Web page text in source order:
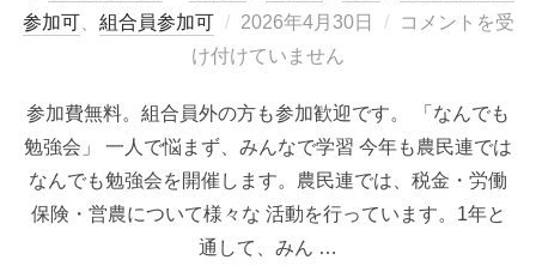
参加可、 組合員参加可
投
稿
2026年4月30日
コメントを受
け付けていません
参加費無料。組合員外の方も参加歓迎です。 「なんでも
勉強会」 一人で悩まず、みんなで学習 今年も農民連では
なんでも勉強会を開催します。農民連では、税金・労働
保険・営農について様々な 活動を行っています。1年と
通して、みん …